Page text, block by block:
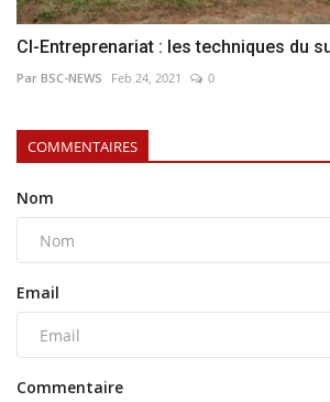
CI-Entreprenariat : les techniques du
Par BSC-NEWS Feb 24, 2021 0
COMMENTAIRES
Nom
Email
Commentaire